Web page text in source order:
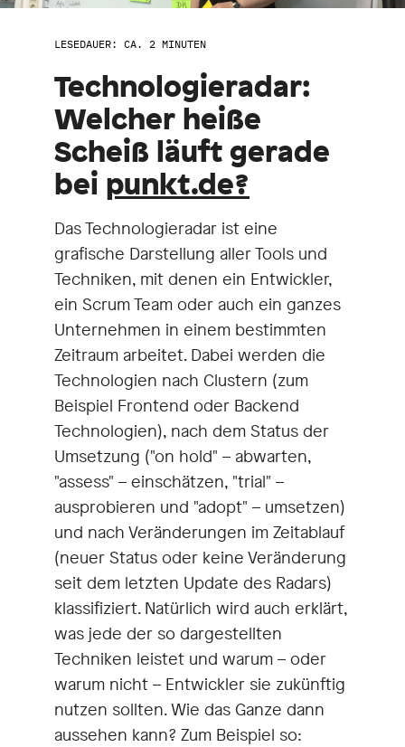
LESEDAUER: CA. 2 MINUTEN
Technologieradar:
Welcher heiße
Scheiß läuft gerade
bei punkt.de?
Das Technologieradar ist eine
grafische Darstellung aller Tools und
Techniken, mit denen ein Entwickler,
ein Scrum Team oder auch ein ganzes
Unternehmen in einem bestimmten
Zeitraum arbeitet. Dabei werden die
Technologien nach Clustern (zum
Beispiel Frontend oder Backend
Technologien), nach dem Status der
Umsetzung ("on hold" – abwarten,
"assess" – einschätzen, "trial" –
ausprobieren und "adopt" – umsetzen)
und nach Veränderungen im Zeitablauf
(neuer Status oder keine Veränderung
seit dem letzten Update des Radars)
klassifiziert. Natürlich wird auch erklärt,
was jede der so dargestellten
Techniken leistet und warum – oder
warum nicht – Entwickler sie zukünftig
nutzen sollten. Wie das Ganze dann
aussehen kann? Zum Beispiel so: